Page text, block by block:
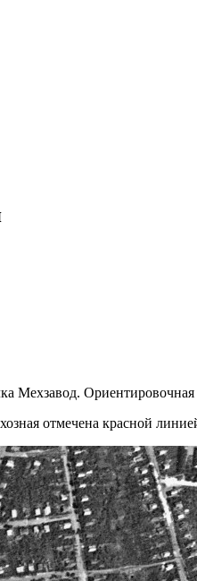
Мехзавод.
отмечена красной